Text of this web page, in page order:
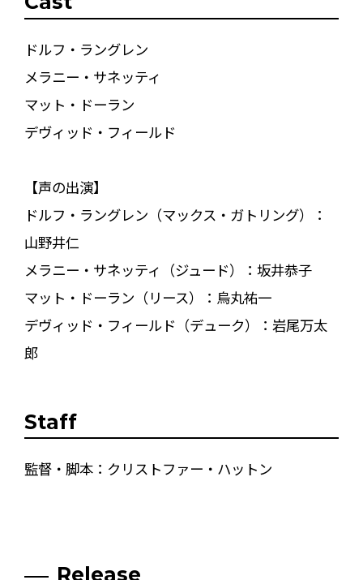
ドルフ・ラングレン
メラニー・サネッティ
マット・ドーラン
デヴィッド・フィールド
【声の出演】
ドルフ・ラングレン（マックス・ガトリング）：
山野井仁
メラニー・サネッティ（ジュード）：坂井恭子
マット・ドーラン（リース）：烏丸祐一
デヴィッド・フィールド（デューク）：岩尾万太
郎
Staff
監督・脚本：クリストファー・ハットン
Release